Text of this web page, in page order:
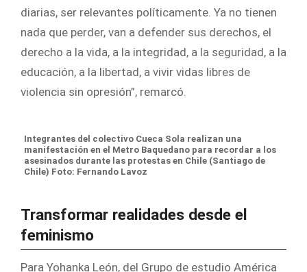
diarias, ser relevantes políticamente. Ya no tienen
nada que perder, van a defender sus derechos, el
derecho a la vida, a la integridad, a la seguridad, a la
educación, a la libertad, a vivir vidas libres de
violencia sin opresión”, remarcó.
Integrantes del colectivo Cueca Sola realizan una
manifestación en el Metro Baquedano para recordar a los
asesinados durante las protestas en Chile (Santiago de
Chile) Foto: Fernando Lavoz
Transformar realidades desde el
feminismo
Para Yohanka León, del Grupo de estudio América